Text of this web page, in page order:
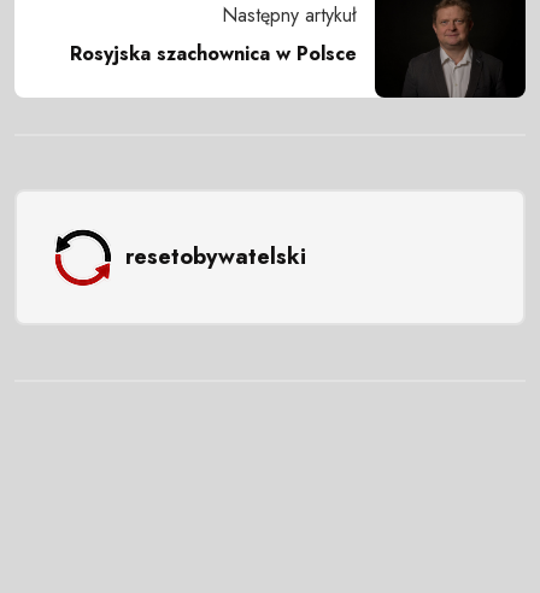
Następny artykuł
Rosyjska szachownica w Polsce
resetobywatelski